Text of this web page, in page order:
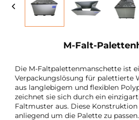
M-Falt-
Die M-Faltpalettenmanschette ist
Verpackungslösung für palettierte
aus langlebigem und flexiblen
zeichnet sie sich durch ein
Faltmuster aus. Diese
anliegend um die Palette zu passen.